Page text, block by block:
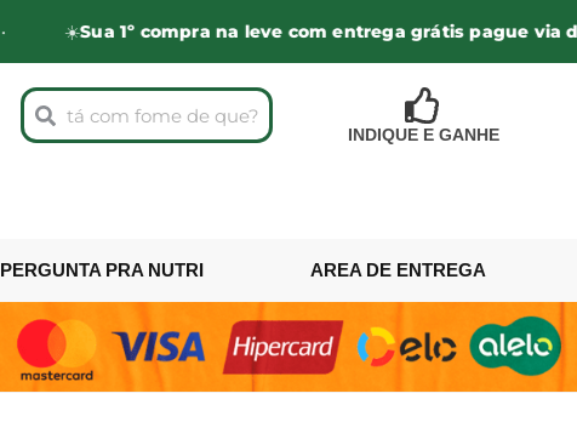
☀️ Sua 1º compra na leve com entrega grátis pague via
INDIQUE E GANHE
PERGUNTA PRA NUTRI AREA DE ENTREGA